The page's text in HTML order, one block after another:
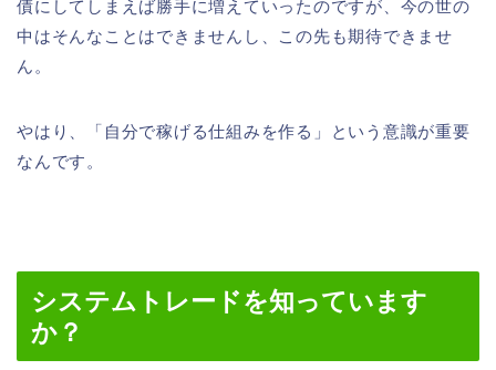
債にしてしまえば勝手に増えていったのですが、今の世の
中はそんなことはできませんし、この先も期待できませ
ん。
やはり、「自分で稼げる仕組みを作る」という意識が重要
なんです。
システムトレードを知っています
か？